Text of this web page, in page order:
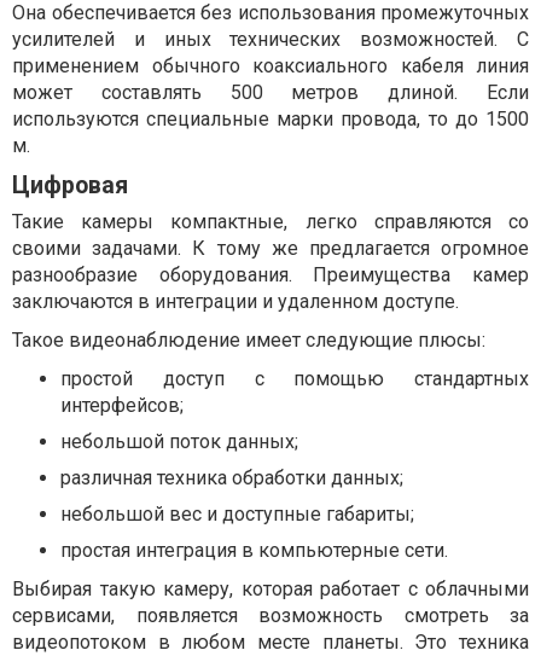
Она обеспечивается без использования промежуточных
усилителей и иных технических возможностей. С
применением обычного коаксиального кабеля линия
может составлять 500 метров длиной. Если
используются специальные марки провода, то до 1500
м.
Цифровая
Такие камеры компактные, легко справляются со
своими задачами. К тому же предлагается огромное
разнообразие оборудования. Преимущества камер
заключаются в интеграции и удаленном доступе.
Такое видеонаблюдение имеет следующие плюсы:
простой доступ с помощью стандартных
интерфейсов;
небольшой поток данных;
различная техника обработки данных;
небольшой вес и доступные габариты;
простая интеграция в компьютерные сети.
Выбирая такую камеру, которая работает с облачными
сервисами, появляется возможность смотреть за
видеопотоком в любом месте планеты. Это техника